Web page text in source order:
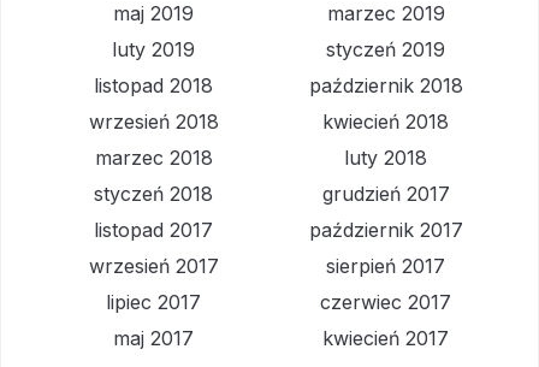
maj 2019
marzec 2019
luty 2019
styczeń 2019
listopad 2018
październik 2018
wrzesień 2018
kwiecień 2018
marzec 2018
luty 2018
styczeń 2018
grudzień 2017
listopad 2017
październik 2017
wrzesień 2017
sierpień 2017
lipiec 2017
czerwiec 2017
maj 2017
kwiecień 2017